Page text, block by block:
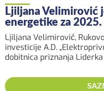
Ljiljana Velimirović
energetike za
Ljiljana Velimirović,
investicije A.D.
dobitnica priznanja